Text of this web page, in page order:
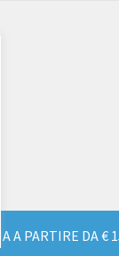
A PARTIRE DA €